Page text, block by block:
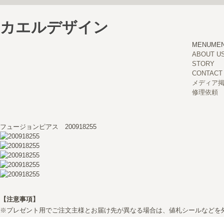
カエルデザイン
MENU
ABOUT
STORY
CONTACT
メディア
修理依頼
フュージョンピアス 200918255
【注意事項】
※プレゼント用でご注文主様とお届け先が異なる場合は、値札シールなどを